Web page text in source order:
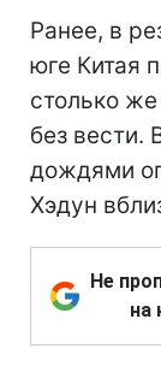
Ранее, в
юге Китая
столько
без вести.
дождями
Хэдун
Не
на